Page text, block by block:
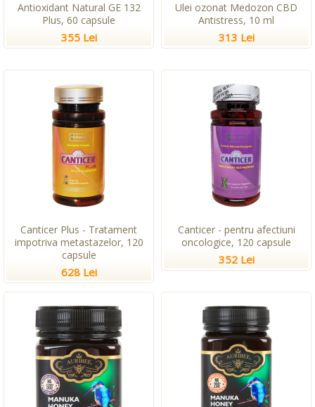
Antioxidant Natural GE 132
Plus, 60 capsule
355 Lei
Ulei ozonat Medozon CBD
Antistress, 10 ml
313 Lei
Canticer Plus - Tratament
impotriva metastazelor, 120
capsule
628 Lei
Canticer - pentru afectiuni
oncologice, 120 capsule
352 Lei